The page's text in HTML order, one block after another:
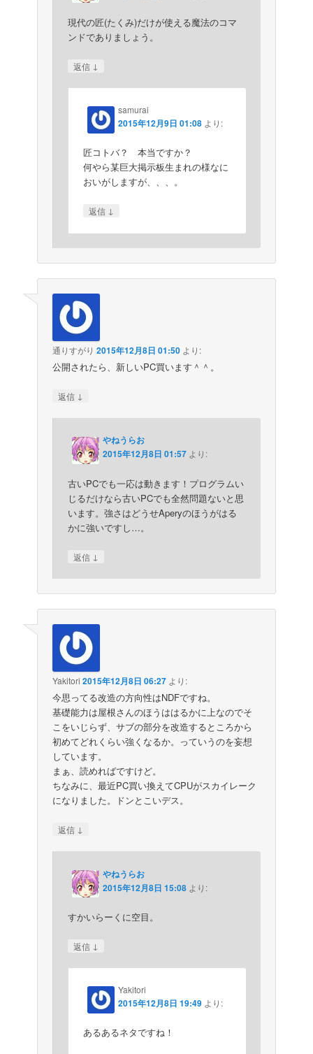
現代の匠(たくみ)だけが使える魔法のコマ
ンドでありましょう。
返信 ↓
samurai
2015年12月9日 01:08 より:
匠コトバ？ 本当ですか？
何やら某巨大掲示板生まれの様なに
おいがしますが、、、。
返信 ↓
通りすがり 2015年12月8日 01:50 より:
公開されたら、新しいPC買います＾＾。
返信 ↓
やねうらお
2015年12月8日 01:57 より:
古いPCでも一応は動きます！プログラムい
じるだけなら古いPCでも全然問題ないと思
います。強さはどうせAperyのほうがはる
かに強いですし…。
返信 ↓
Yakitori 2015年12月8日 06:27 より:
今思ってる改造の方向性はNDFですね。
基礎能力は屋根さんのほうははるかに上なのでそ
こをいじらず、サブの部分を改造するところから
初めてどれくらい強くなるか。っていうのを妄想
しています。
まぁ、読めればですけど。
ちなみに、最近PC買い換えてCPUがスカイレーク
になりました。ドンとこいデス。
返信 ↓
やねうらお
2015年12月8日 15:08 より:
すかいらーくに空目。
返信 ↓
Yakitori
2015年12月8日 19:49 より:
あるあるネタですね！